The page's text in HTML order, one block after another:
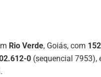
Rio Verde, Goiás, com
0 (sequencial 7953),
.